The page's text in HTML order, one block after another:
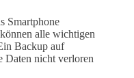
Smartphone
alle wichtigen
Backup auf
Daten nicht verloren